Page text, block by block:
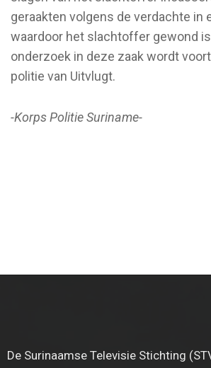
geraakten volgens de verdachte in
waardoor het slachtoffer gewond
onderzoek in deze zaak wordt
politie van Uitvlugt.
-Korps Politie Suriname-
De Surinaamse Televisie Stichting